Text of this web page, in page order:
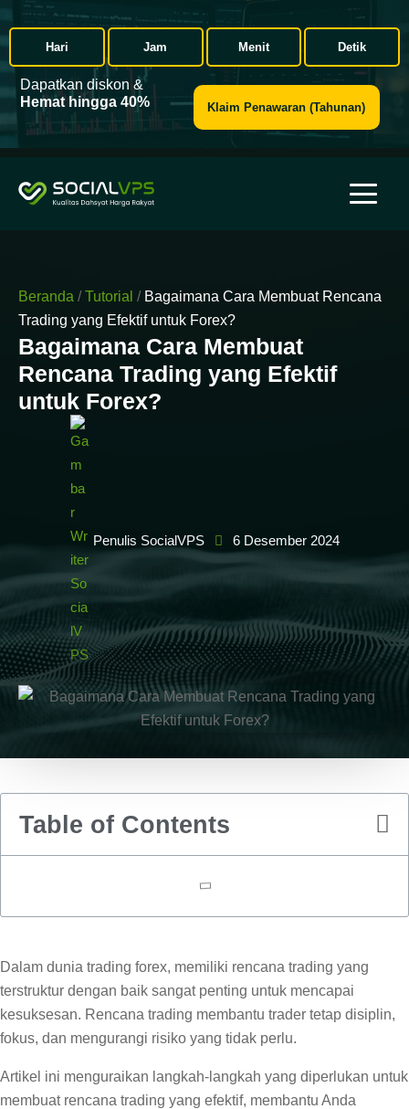
Hari Jam Menit Detik
Dapatkan diskon &
Hemat hingga 40%
Klaim Penawaran (Tahunan)
Beranda / Tutorial /Bagaimana Cara Membuat Rencana
Trading yang Efektif untuk Forex?
Bagaimana Cara Membuat
Rencana Trading yang Efektif
untuk Forex?
Penulis SocialVPS 6 Desember 2024
Table of Contents
Dalam dunia trading forex, memiliki rencana trading yang
terstruktur dengan baik sangat penting untuk mencapai
kesuksesan. Rencana trading membantu trader tetap disiplin,
fokus, dan mengurangi risiko yang tidak perlu.
Artikel ini menguraikan langkah-langkah yang diperlukan untuk
membuat rencana trading yang efektif, membantu Anda